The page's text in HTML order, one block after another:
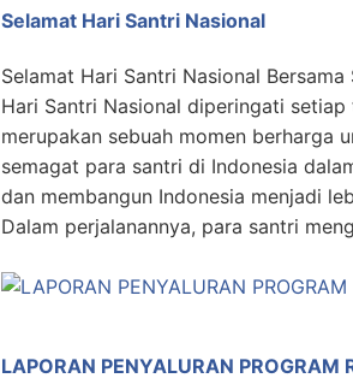
Selamat Hari Santri Nasional
Selamat Hari Santri Nasional
Hari Santri Nasional diperingati
merupakan sebuah momen berharga
semagat para santri di Indonesia
dan membangun Indonesia menjadi
Dalam perjalanannya, para santri
LAPORAN PENYALURAN